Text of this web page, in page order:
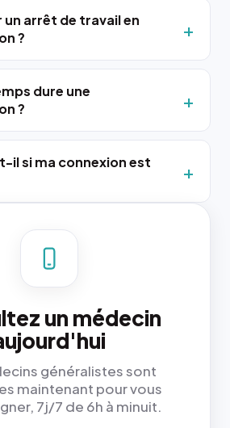
arrêt de travail en
?
dure une
?
il si ma connexion est
un médecin
généralistes sont
maintenant pour vous
7j/7 de 6h à minuit.